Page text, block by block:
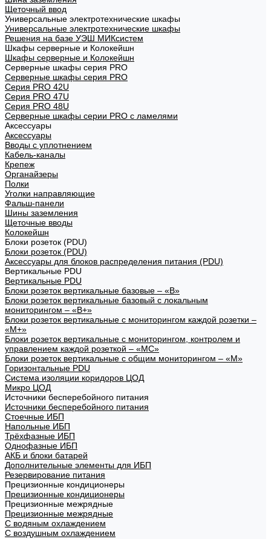
Щеточный ввод
Универсальные электротехнические шкафы
Универсальные электротехнические шкафы
Решения на базе УЭШ МИКсистем
Шкафы серверные и Колокейшн
Шкафы серверные и Колокейшн
Серверные шкафы серия PRO
Серверные шкафы серия PRO
Серия PRO 42U
Серия PRO 47U
Серия PRO 48U
Серверные шкафы серии PRO с ламелями
Аксессуары
Аксессуары
Вводы с уплотнением
Кабель-каналы
Крепеж
Органайзеры
Полки
Уголки направляющие
Фальш-панели
Шины заземления
Щеточные вводы
Колокейшн
Блоки розеток (PDU)
Блоки розеток (PDU)
Аксессуары для блоков распределения питания (PDU)
Вертикальные PDU
Вертикальные PDU
Блоки розеток вертикальные базовые – «В»
Блоки розеток вертикальные базовый с локальным
мониторингом – «В+»
Блоки розеток вертикальные с мониторингом каждой розетки –
«М+»
Блоки розеток вертикальные с мониторингом, контролем и
управлением каждой розеткой – «МС»
Блоки розеток вертикальные с общим мониторингом – «М»
Горизонтальные PDU
Система изоляции коридоров ЦОД
Микро ЦОД
Источники бесперебойного питания
Источники бесперебойного питания
Стоечные ИБП
Напольные ИБП
Трёхфазные ИБП
Однофазные ИБП
АКБ и блоки батарей
Дополнительные элементы для ИБП
Резервирование питания
Прецизионные кондиционеры
Прецизионные кондиционеры
Прецизионные межрядные
Прецизионные межрядные
С водяным охлаждением
С воздушным охлаждением